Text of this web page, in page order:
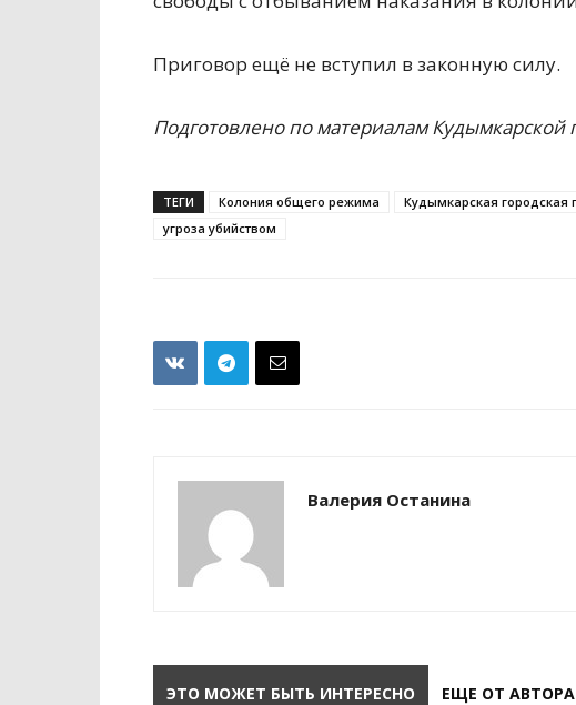
Приговор ещё не вступил в законную силу.
Подготовлено по материалам Кудымкарской
ТЕГИ Колония общего режима Кудымкарская городская
угроза убийством
Валерия Останина
ЭТО МОЖЕТ БЫТЬ ИНТЕРЕСНО ЕЩЕ ОТ АВТОРА